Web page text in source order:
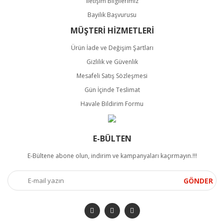
Bayilik Başvurusu
MÜŞTERİ HİZMETLERİ
Ürün İade ve Değişim Şartları
Gizlilik ve Güvenlik
Mesafeli Satış Sözleşmesi
Gün İçinde Teslimat
Havale Bildirim Formu
E-BÜLTEN
E-Bültene abone olun, indirim ve kampanyaları kaçırmayın.!!!
GÖNDER